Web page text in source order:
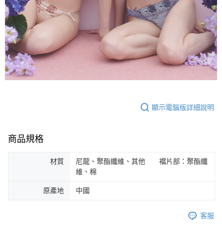
顯示電腦版詳細說明
商品規格
材質
尼龍、聚酯纖維、其他 襠片部：聚酯纖
維、棉
原產地 中國
客服